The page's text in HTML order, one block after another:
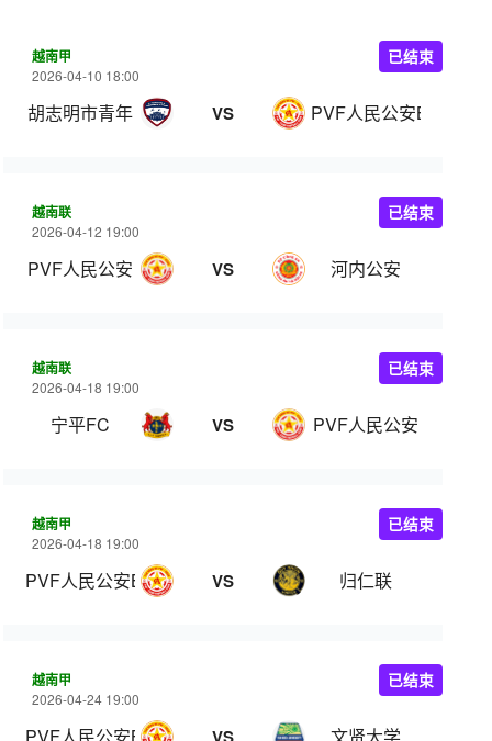
越南甲
2026-04-10 18:00
胡志明市青年 VS PVF人民公安B队
已结束
越南联
2026-04-12 19:00
PVF人民公安 VS 河内公安
已结束
越南联
2026-04-18 19:00
宁平FC VS PVF人民公安
已结束
越南甲
2026-04-18 19:00
PVF人民公安B队 VS 归仁联
已结束
越南甲
2026-04-24 19:00
已结束